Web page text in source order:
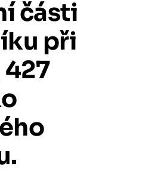
části
při
427